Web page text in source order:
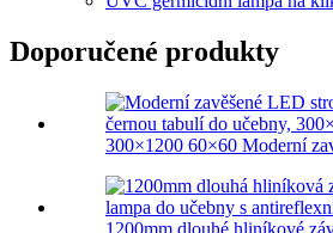
Doporučené produkty
300×1200 60×60 Moderní
1200mm dlouhé hliníkové